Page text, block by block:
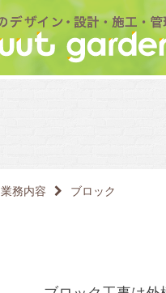
業務内容 ブロック